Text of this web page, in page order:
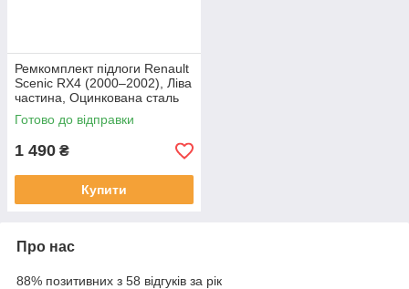
Ремкомплект підлоги Renault
Scenic RX4 (2000–2002), Ліва
частина, Оцинкована сталь
1.2 mm, Довжина 1.25 м
Готово до відправки
1 490 ₴
Купити
Про нас
88% позитивних з 58 відгуків за рік